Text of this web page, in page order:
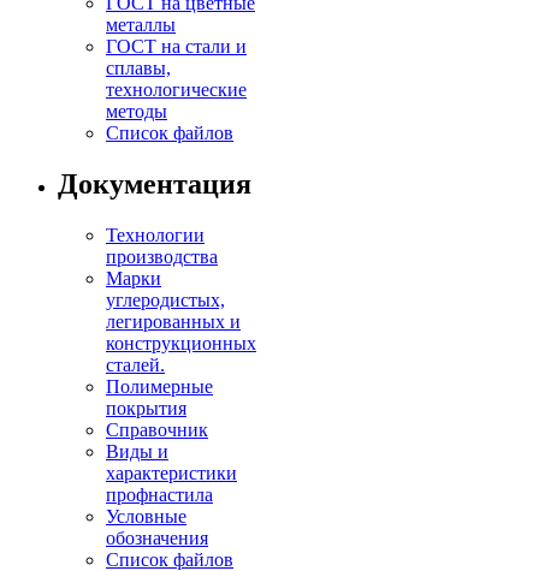
металлы
ГОСТ на стали и
сплавы,
технологические
методы
Список файлов
Документация
Технологии
производства
Марки
углеродистых,
легированных и
конструкционных
сталей.
Полимерные
покрытия
Справочник
Виды и
характеристики
профнастила
Условные
обозначения
Список файлов